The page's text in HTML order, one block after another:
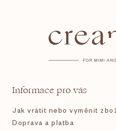
Informace pro vás
Jak vrátit nebo vyměnit
Doprava a platba